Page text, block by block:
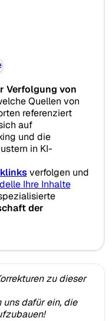
Verfolgung von
Quellen von
referenziert
auf
und die
in KI-
verfolgen und
Ihre Inhalte
der
zu dieser
uns dafür ein, die